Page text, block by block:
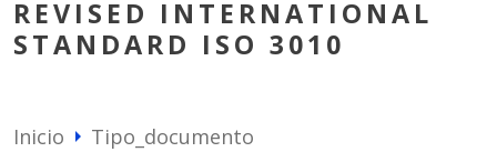
REVISED INTERNATIONAL
STANDARD ISO 3010
Inicio arrow_right Tipo_documento